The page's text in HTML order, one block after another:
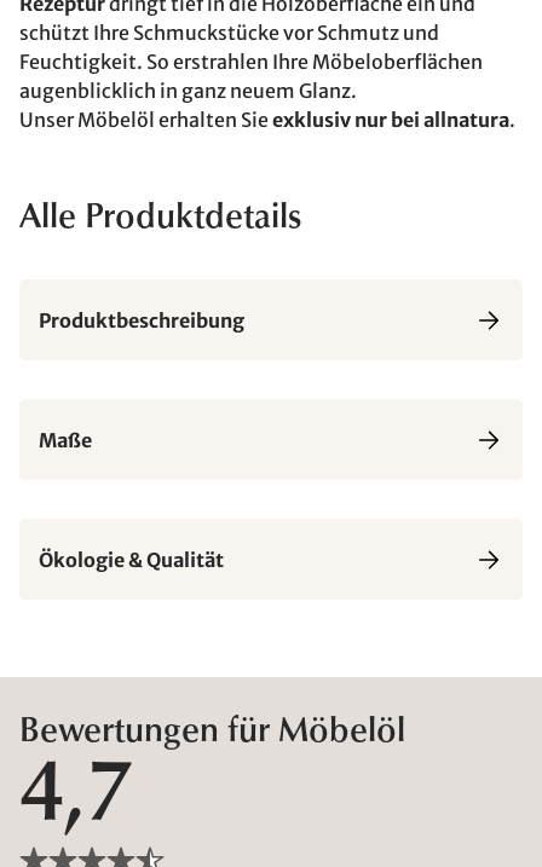
schützt Ihre Schmuckstücke vor Schmutz und
Feuchtigkeit. So erstrahlen Ihre Möbeloberflächen
augenblicklich in ganz neuem Glanz.
Unser Möbelöl erhalten Sieexklusiv nur bei allnatura.
Alle Produktdetails
Produktbeschreibung
Maße
Ökologie & Qualität
Bewertungen für Möbelöl
4,7